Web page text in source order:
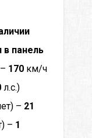
в панель
170 км/ч
л.с.)
– 21
– 1